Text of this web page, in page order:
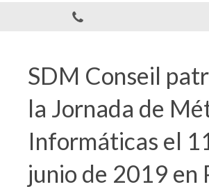
SDM Conseil
la Jornada de
Informáticas el
junio de 2019 en